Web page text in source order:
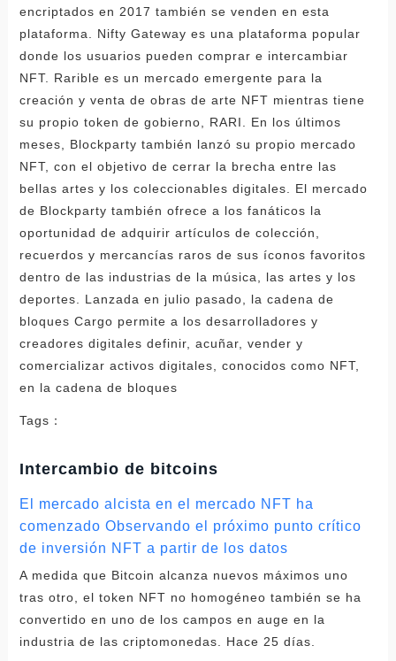
Tags：
Intercambio de bitcoins
El mercado alcista en el mercado NFT ha
comenzado Observando el próximo punto crítico
de inversión NFT a partir de los datos
A medida que Bitcoin alcanza nuevos máximos uno
tras otro, el token NFT no homogéneo también se ha
convertido en uno de los campos en auge en la
industria de las criptomonedas. Hace 25 días.